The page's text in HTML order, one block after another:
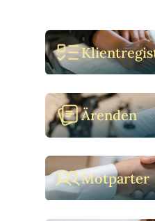
Ärenden
Motparter